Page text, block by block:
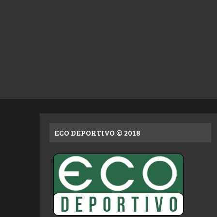
ECO DEPORTIVO © 2018